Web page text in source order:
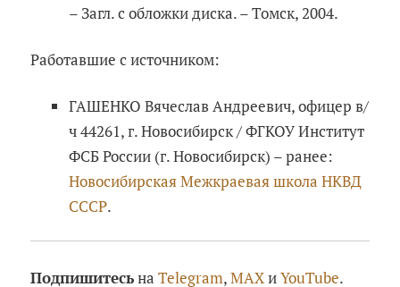
– Загл. с обложки диска. – Томск, 2004.
Работавшие с источником:
ГАШЕНКО Вячеслав Андреевич, офицер в/
ч 44261, г. Новосибирск / ФГКОУ Институт
ФСБ России (г. Новосибирск) – ранее:
Новосибирская Межкраевая школа НКВД
СССР.
ПодпишитесьнаTelegram,MAXиYouTube.